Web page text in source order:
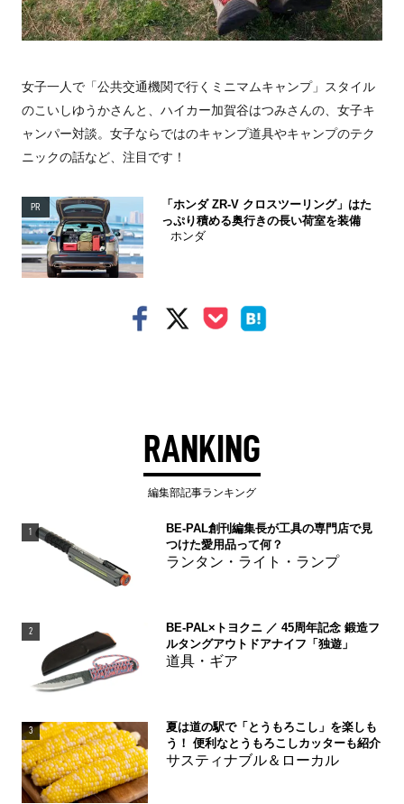
女子一人で「公共交通機関で行くミニマムキャンプ」スタイル
のこいしゆうかさんと、ハイカー加賀谷はつみさんの、女子キ
ャンパー対談。女子ならではのキャンプ道具やキャンプのテク
ニックの話など、注目です！
PR
「ホンダ ZR-V クロスツーリング」はた
っぷり積める奥行きの長い荷室を装備
ホンダ
RANKING
編集部記事ランキング
1
BE-PAL創刊編集長が工具の専門店で見
つけた愛用品って何？
ランタン・ライト・ランプ
2
BE-PAL×トヨクニ ／ 45周年記念 鍛造フ
ルタングアウトドアナイフ「独遊」
道具・ギア
3
夏は道の駅で「とうもろこし」を楽しも
う！ 便利なとうもろこしカッターも紹介
サスティナブル＆ローカル